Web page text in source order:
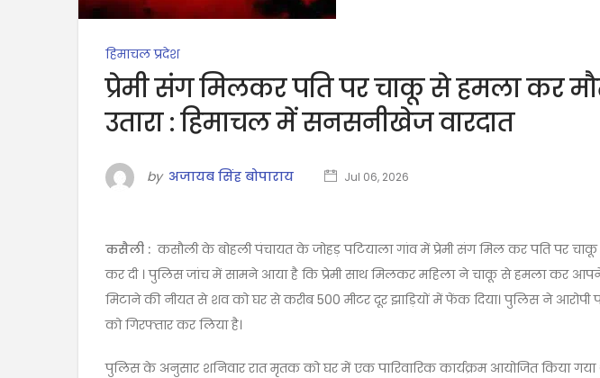
हिमाचल प्रदेश
प्रेमी संग मिलकर पति पर चाकू से हमला कर
उतारा : हिमाचल में सनसनीखेज वारदात
by अजायब सिंह बोपाराय Jul 06, 2026
कसैली : कसौली के बोहली पंचायत के जोहड़ पटियाला गांव में प्रेमी संग मिल कर पति पर
कर दी । पुलिस जांच में सामने आया है कि प्रेमी साथ मिलकर महिला ने चाकू से हमला कर
मिटाने की नीयत से शव को घर से करीब 500 मीटर दूर झाड़ियों में फेंक दिया। पुलिस ने आरोपी
को गिरफ्तार कर लिया है।
पुलिस के अनुसार शनिवार रात मृतक को घर में एक पारिवारिक कार्यक्रम आयोजित किया गया